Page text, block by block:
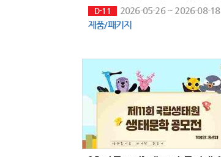
D-11
2026-05-26 ~ 2026-08-18
제품/패키지